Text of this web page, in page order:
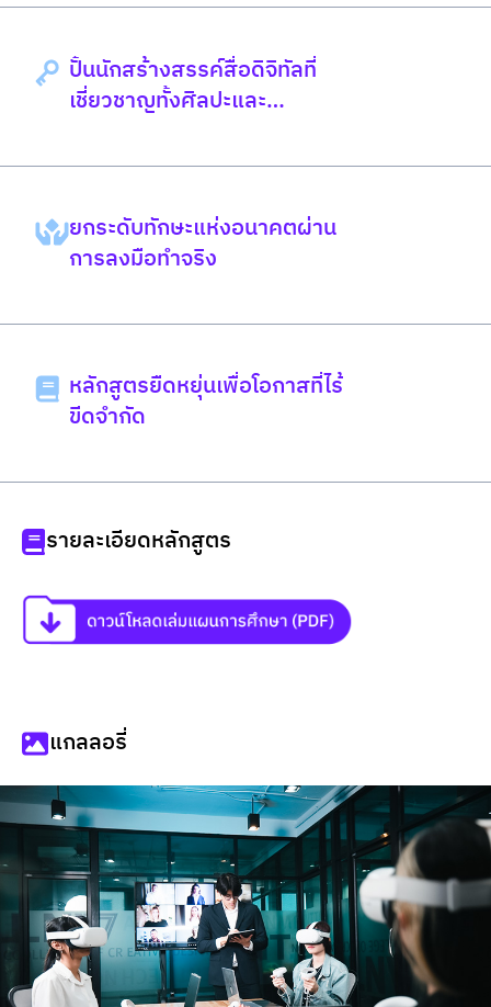
ปั้นนักสร้างสรรค์สื่อดิจิทัลที่
เชี่ยวชาญทั้งศิลปะและ
ก้าวเข้าสู่ "อุตสาหกรรม
ยกระดับทักษะแห่งอนาคตผ่าน
การลงมือทำจริง
หลักสูตรยืดหยุ่นเพื่อโอกาสที่ไร้
ขีดจำกัด
รายละเอียดหลักสูตร
แกลลอรี่